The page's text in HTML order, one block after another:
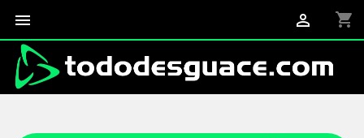
 shopping_cart
